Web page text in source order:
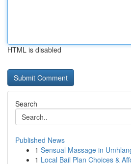
HTML is disabled
Search
Published News
1 Sensual Massage in
1 Local Bail Plan Choices &